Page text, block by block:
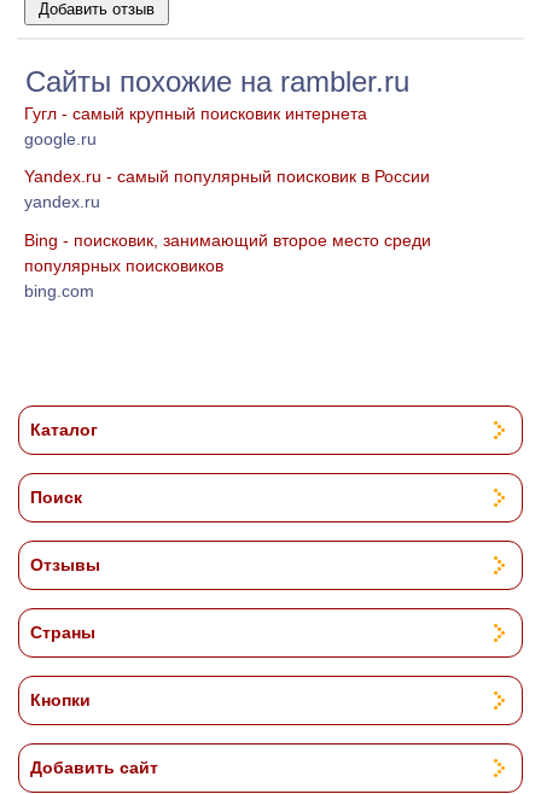
Сайты похожие на rambler.ru
Гугл - самый крупный поисковик интернета
google.ru
Yandex.ru - самый популярный поисковик в России
yandex.ru
Bing - поисковик, занимающий второе место среди
популярных поисковиков
bing.com
Каталог
Поиск
Отзывы
Страны
Кнопки
Добавить сайт